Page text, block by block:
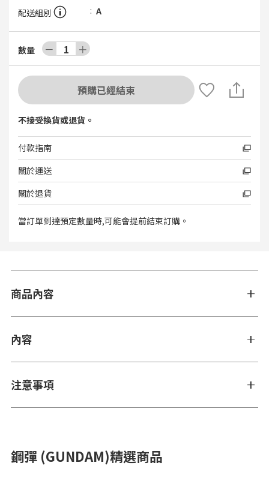
配送組別
A
數量 － 1 ＋
預購已經結束
不接受換貨或退貨。
付款指南
關於運送
關於退貨
當訂單到達預定數量時,可能會提前結束訂購。
商品內容
內容
注意事項
鋼彈 (GUNDAM)精選商品